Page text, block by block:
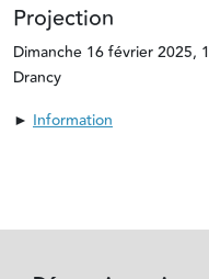
Projection
Dimanche 16 février 2025,
Drancy
► Information